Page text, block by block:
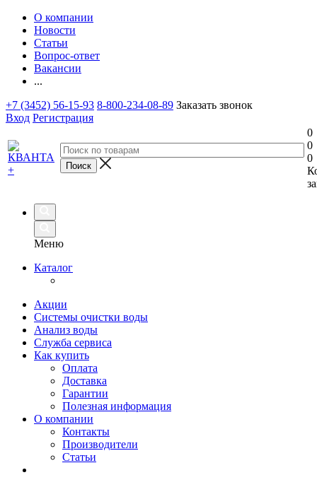
О компании
Новости
Статьи
Вопрос-ответ
Вакансии
...
+7 (3452) 56-15-93 8-800-234-08-89 Заказать звонок
Вход Регистрация
0
0
0
Меню
Каталог
Акции
Системы очистки воды
Анализ воды
Служба сервиса
Как купить
Оплата
Доставка
Гарантии
Полезная информация
О компании
Контакты
Производители
Статьи